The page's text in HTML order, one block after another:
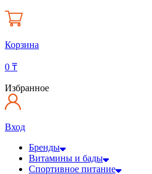
Корзина
0 ₸
Избранное
Вход
Бренды
Витамины и бады
Спортивное питание